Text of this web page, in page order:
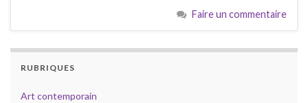
Faire un commentaire
RUBRIQUES
Art contemporain